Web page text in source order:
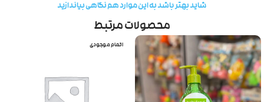
شاید بهتر باشد به این موارد هم نگاهی بیاندازید
محصولات مرتبط
اتمام موجودی